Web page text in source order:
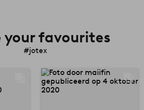
your favourites
#jotex